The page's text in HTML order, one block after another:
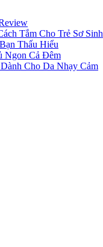
Tắm Cho Trẻ Sơ Sinh
Thấu Hiểu
Ngon Cả Đêm
Cho Da Nhạy Cảm